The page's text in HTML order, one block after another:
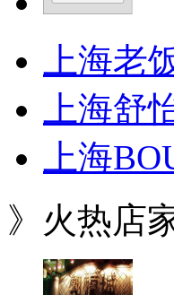
上海老
上海舒
上海
》火热店